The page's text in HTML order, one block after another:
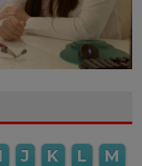
I J K L
M